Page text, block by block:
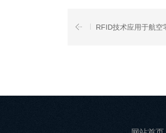
RFID技术应用于航空